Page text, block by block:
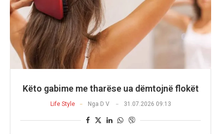
Këto gabime me tharëse ua dëmtojnë flokët
Life Style Nga D V 31.07.2026 09:13